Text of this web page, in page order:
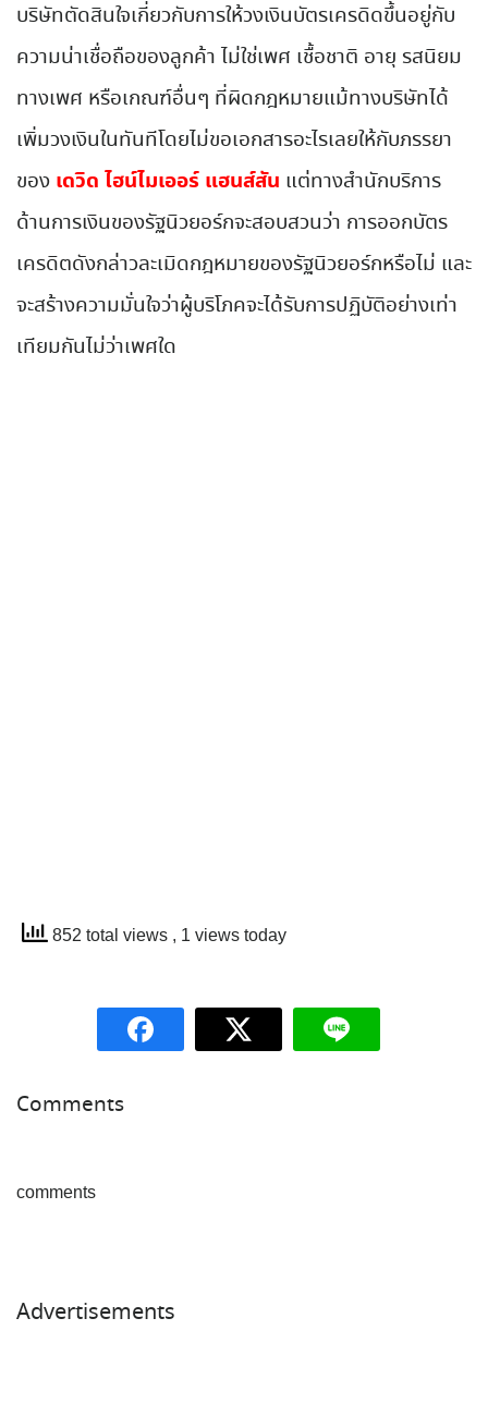
บริษัทตัดสินใจเกี่ยวกับการให้วงเงินบัตรเครดิดขึ้นอยู่กับ
ความน่าเชื่อถือของลูกค้า ไม่ใช่เพศ เชื้อชาติ อายุ รสนิยม
ทางเพศ หรือเกณฑ์อื่นๆ ที่ผิดกฎหมายแม้ทางบริษัทได้
เพิ่มวงเงินในทันทีโดยไม่ขอเอกสารอะไรเลยให้กับภรรยา
ของ เดวิด ไฮน์ไมเออร์ แฮนส์สัน แต่ทางสำนักบริการ
ด้านการเงินของรัฐนิวยอร์กจะสอบสวนว่า การออกบัตร
เครดิตดังกล่าวละเมิดกฎหมายของรัฐนิวยอร์กหรือไม่ และ
จะสร้างความมั่นใจว่าผู้บริโภคจะได้รับการปฏิบัติอย่างเท่า
เทียมกันไม่ว่าเพศใด
852 total views , 1 views today
Comments
comments
Advertisements